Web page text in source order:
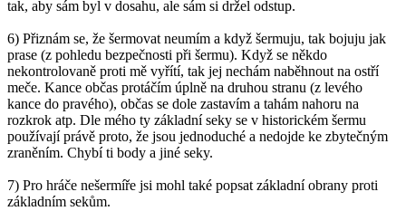
tak, aby sám byl v dosahu, ale sám si držel odstup.
6) Přiznám se, že šermovat neumím a když šermuju, tak bojuju jak
prase (z pohledu bezpečnosti při šermu). Když se někdo
nekontrolovaně proti mě vyřítí, tak jej nechám naběhnout na ostří
meče. Kance občas protáčím úplně na druhou stranu (z levého
kance do pravého), občas se dole zastavím a tahám nahoru na
rozkrok atp. Dle mého ty základní seky se v historickém šermu
používají právě proto, že jsou jednoduché a nedojde ke zbytečným
zraněním. Chybí ti body a jiné seky.
7) Pro hráče nešermíře jsi mohl také popsat základní obrany proti
základním sekům.